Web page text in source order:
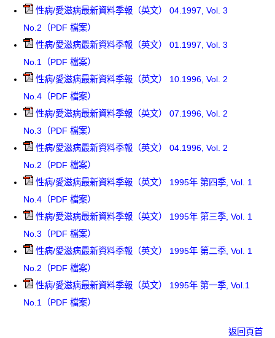
性病/愛滋病最新資料季報（英文） 04.1997, Vol. 3
No.2（PDF 檔案）
性病/愛滋病最新資料季報（英文） 01.1997, Vol. 3
No.1（PDF 檔案）
性病/愛滋病最新資料季報（英文） 10.1996, Vol. 2
No.4（PDF 檔案）
性病/愛滋病最新資料季報（英文） 07.1996, Vol. 2
No.3（PDF 檔案）
性病/愛滋病最新資料季報（英文） 04.1996, Vol. 2
No.2（PDF 檔案）
性病/愛滋病最新資料季報（英文） 1995年 第四季, Vol. 1
No.4（PDF 檔案）
性病/愛滋病最新資料季報（英文） 1995年 第三季, Vol. 1
No.3（PDF 檔案）
性病/愛滋病最新資料季報（英文） 1995年 第二季, Vol. 1
No.2（PDF 檔案）
性病/愛滋病最新資料季報（英文） 1995年 第一季, Vol.1
No.1（PDF 檔案）
返回頁首